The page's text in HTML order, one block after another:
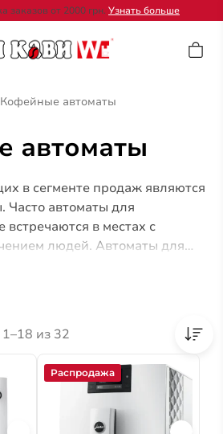
заказов от 2000 грн. Узнать больше
Кофейные автоматы
автоматы
в сегменте продаж являются
автоматы для
в местах с
людей. Автоматы для
упрощают работу
напитки. Современные
из 32
Распродажа